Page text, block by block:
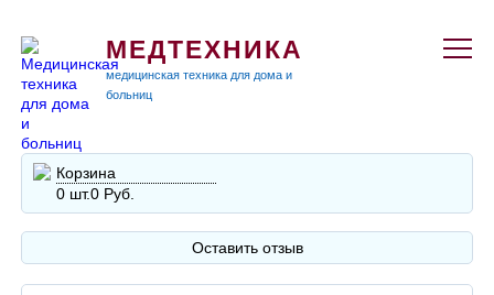
МЕДТЕХНИКА
медицинская техника для дома и
больниц
Корзина
0 шт.0 Руб.
Оставить отзыв